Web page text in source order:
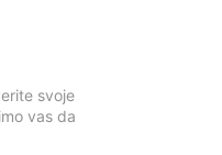
svoje
vas da